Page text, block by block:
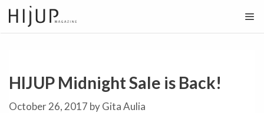
Skip
to
content
HIJUP Midnight Sale is Back!
October 26, 2017 byGita Aulia